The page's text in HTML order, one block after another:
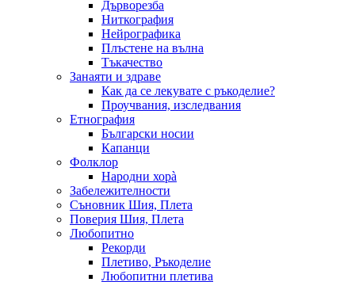
Дърворезба
Ниткография
Нейрографика
Плъстене на вълна
Тъкачество
Занаяти и здраве
Как да се лекувате с ръкоделие?
Проучвания, изследвания
Етнография
Български носии
Капанци
Фолклор
Народни хорà
Забележителности
Съновник Шия, Плета
Поверия Шия, Плета
Любопитно
Рекорди
Плетиво, Ръкоделие
Любопитни плетива